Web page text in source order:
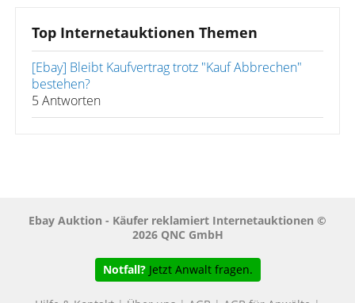
Top Internetauktionen Themen
[Ebay] Bleibt Kaufvertrag trotz "Kauf Abbrechen"
bestehen?
5 Antworten
Ebay Auktion - Käufer reklamiert Internetauktionen ©
2026 QNC GmbH
Notfall? Jetzt Anwalt fragen.